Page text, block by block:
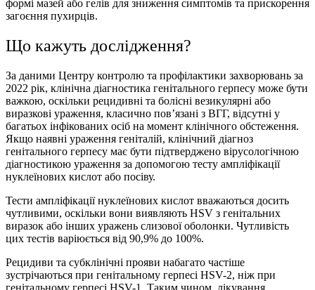
формі мазей або гелів для зниження симптомів та прискорення
загоєння пухирцiв.
Що кажуть дослiдження?
За даними Центру контролю та профілактики захворювань за
2022 рік, клінічна діагностика генітального герпесу може бути
важкою, оскільки рецидивні та болісні везикулярні або
виразкові ураження, класично пов’язані з ВГГ, відсутні у
багатьох інфікованих осіб на момент клінічного обстеження.
Якщо наявні ураження геніталій, клінічний діагноз
генітального герпесу має бути підтверджено вірусологічною
діагностикою ураження за допомогою тесту ампліфікації
нуклеїнових кислот або посіву.
Тести ампліфікації нуклеїнових кислот вважаються досить
чутливими, оскільки вони виявляють HSV з генітальних
виразок або інших уражень слизової оболонки. Чутливість
цих тестів варіюється від 90,9% до 100%.
Рецидиви та субклінічні прояви набагато частіше
зустрічаються при генітальному герпесі HSV-2, ніж при
генітальному герпесі HSV-1. Таким чином, лікування